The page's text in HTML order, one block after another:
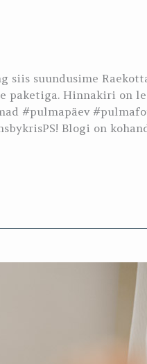
siis suundusime
paketiga. Hinnakiri on
#pulmapäev
Blogi on